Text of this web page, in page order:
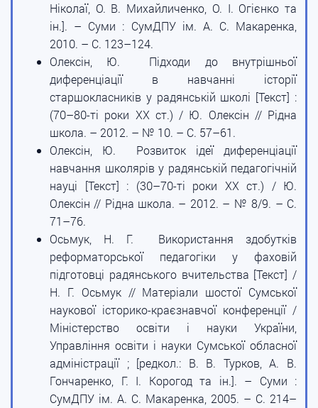
Ніколаї, О. В. Михайличенко, О. І. Огієнко та
ін.]. – Суми : СумДПУ ім. А. С. Макаренка,
2010. – С. 123–124.
Олексін, Ю. Підходи до внутрішньої
диференціації в навчанні історії
старшокласників у радянській школі [Текст] :
(70–80-ті роки ХХ ст.) / Ю. Олексін // Рідна
школа. – 2012. – № 10. – С. 57–61.
Олексін, Ю. Розвиток ідеї диференціації
навчання школярів у радянській педагогічній
науці [Текст] : (30–70-ті роки ХХ ст.) / Ю.
Олексін // Рідна школа. – 2012. – № 8/9. – С.
71–76.
Осьмук, Н. Г. Використання здобутків
реформаторської педагогіки у фаховій
підготовці радянського вчительства [Текст] /
Н. Г. Осьмук // Матеріали шостої Сумської
наукової історико-краєзнавчої конференції /
Міністерство освіти і науки України,
Управління освіти і науки Сумської обласної
адміністрації ; [редкол.: В. В. Турков, А. В.
Гончаренко, Г. І. Корогод та ін.]. – Суми :
СумДПУ ім. А. С. Макаренка, 2005. – С. 214–